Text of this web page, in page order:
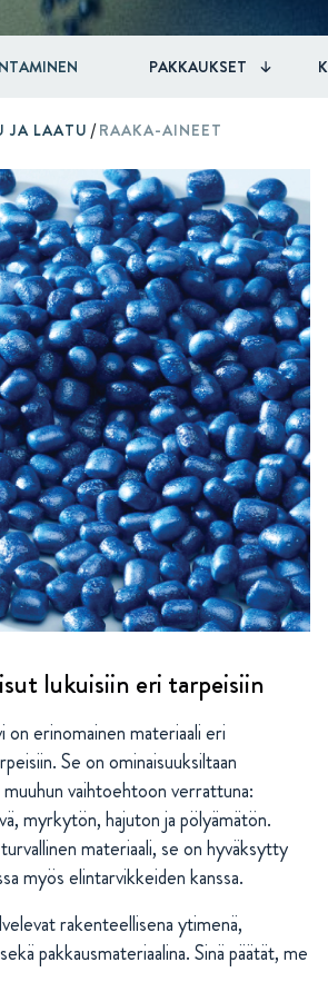
PAKKAUKSET
JA LAATU /RAAKA-AINEET
lukuisiin eri tarpeisiin
erinomainen materiaali eri
Se on ominaisuuksiltaan
vaihtoehtoon verrattuna:
myrkytön, hajuton ja pölyämätön.
materiaali, se on hyväksytty
myös elintarvikkeiden kanssa.
rakenteellisena ytimenä,
pakkausmateriaalina. Sinä päätät, me